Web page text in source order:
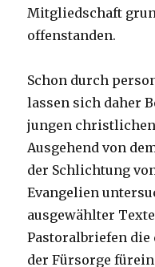
Mitgliedschaft
offenstanden.
Schon durch
lassen sich daher
jungen
Ausgehend von
der Schlichtung
Evangelien
ausgewählter
Pastoralbriefen die
der Fürsorge